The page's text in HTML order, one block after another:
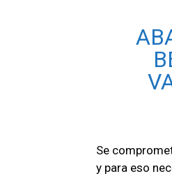
Se
y para eso